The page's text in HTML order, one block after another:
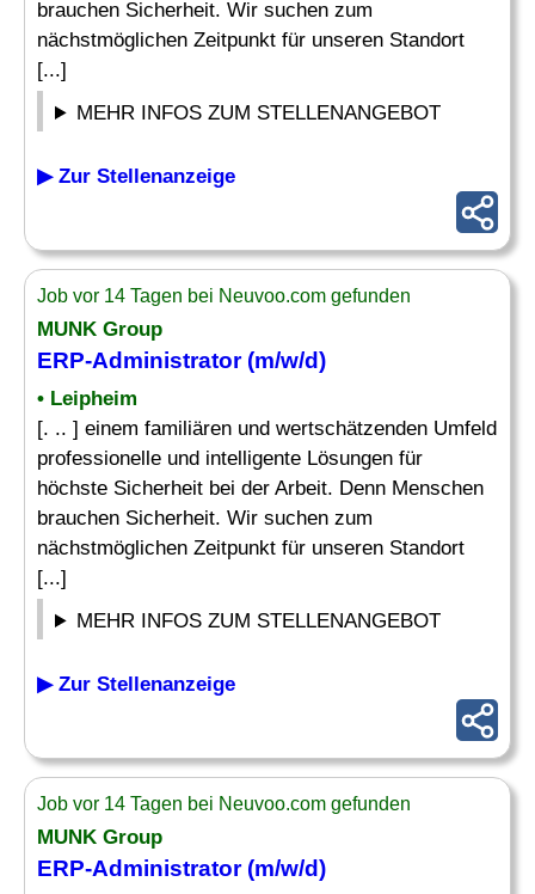
brauchen Sicherheit. Wir suchen zum
nächstmöglichen Zeitpunkt für unseren Standort
[...]
MEHR INFOS ZUM STELLENANGEBOT
▶ Zur Stellenanzeige
Job vor 14 Tagen bei Neuvoo.com gefunden
MUNK Group
ERP-Administrator(m/w/d)
• Leipheim
[. .. ] einem familiären und wertschätzenden Umfeld
professionelle und intelligente Lösungen für
höchste Sicherheit bei der Arbeit. Denn Menschen
brauchen Sicherheit. Wir suchen zum
nächstmöglichen Zeitpunkt für unseren Standort
[...]
MEHR INFOS ZUM STELLENANGEBOT
▶ Zur Stellenanzeige
Job vor 14 Tagen bei Neuvoo.com gefunden
MUNK Group
ERP-Administrator(m/w/d)